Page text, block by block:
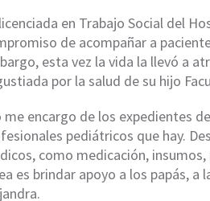
en Trabajo Social del
de acompañar a
esta vez la vida la llevó a
por la salud de su hijo
me encargo de los expedientes
pediátricos que hay.
como medicación,
es brindar apoyo a los papás,